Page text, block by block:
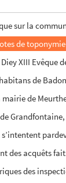
Société
sur la
de
XIII Evêque
de
mairie de
s’intentent
des acquêts
des